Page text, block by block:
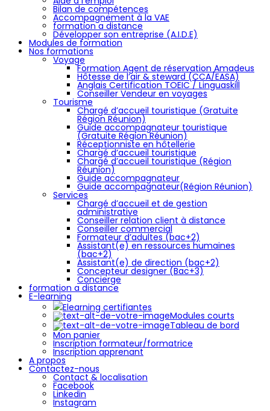
Bilan de compétences
Accompagnement à la VAE
formation a distance
Développer son entreprise (A.I.D.E)
Modules de formation
Nos formations
Voyage
Formation Agent de réservation Amadeus
Hôtesse de l’air & steward (CCA/EASA)
Anglais Certification TOEIC / Linguaskill
Conseiller Vendeur en voyages
Tourisme
Chargé d’accueil touristique (Gratuite
Région Réunion)
Guide accompagnateur touristique
(Gratuite Région Réunion)
Réceptionniste en hôtellerie
Chargé d’accueil touristique
Chargé d’accueil touristique (Région
Réunion)
Guide accompagnateur
Guide accompagnateur(Région Réunion)
Services
Chargé d’accueil et de gestion
administrative
Conseiller relation client à distance
Conseiller commercial
Formateur d’adultes (bac+2)
Assistant(e) en ressources humaines
(bac+2)
Assistant(e) de direction (bac+2)
Concepteur designer (Bac+3)
Concierge
formation a distance
E-learning
Elearning certifiantes
Modules courts
Tableau de bord
Mon panier
Inscription formateur/formatrice
Inscription apprenant
A propos
Contactez-nous
Contact & localisation
Facebook
Linkedin
Instagram